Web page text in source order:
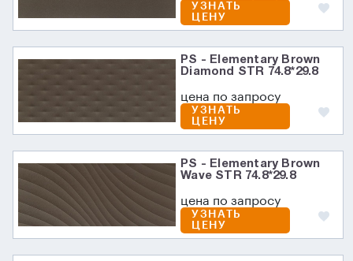
УЗНАТЬ
ЦЕНУ
PS - Elementary Brown
Diamond STR 74.8*29.8
цена по запросу
УЗНАТЬ
ЦЕНУ
PS - Elementary Brown
Wave STR 74.8*29.8
цена по запросу
УЗНАТЬ
ЦЕНУ